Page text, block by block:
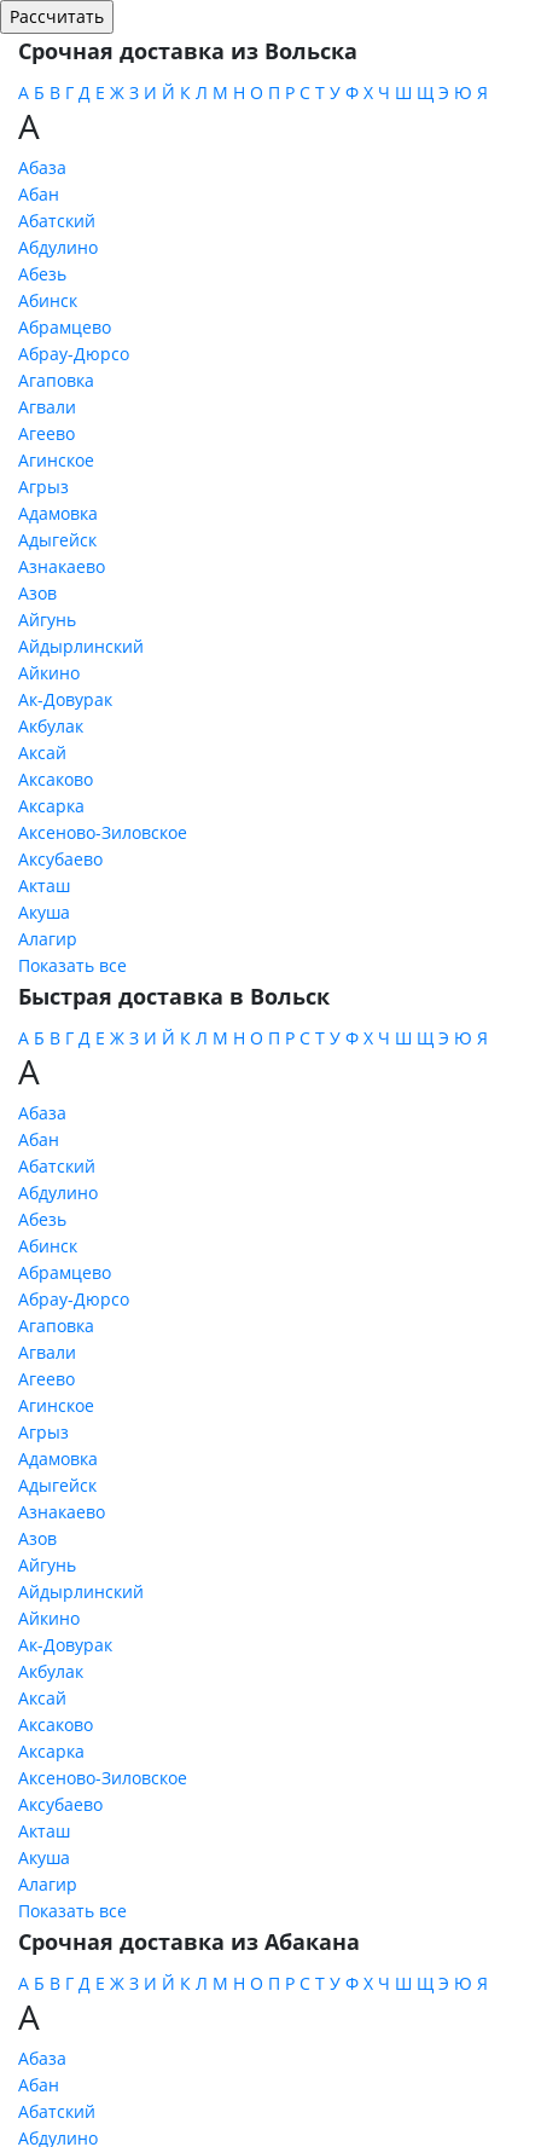
Срочная доставка из Вольска
А Б В Г Д Е Ж З И Й К Л М Н О П Р С Т У Ф Х Ч Ш Щ Э Ю Я
А
Абаза
Абан
Абатский
Абдулино
Абезь
Абинск
Абрамцево
Абрау-Дюрсо
Агаповка
Агвали
Агеево
Агинское
Агрыз
Адамовка
Адыгейск
Азнакаево
Азов
Айгунь
Айдырлинский
Айкино
Ак-Довурак
Акбулак
Аксай
Аксаково
Аксарка
Аксеново-Зиловское
Аксубаево
Акташ
Акуша
Алагир
Показать все
Быстрая доставка в Вольск
А Б В Г Д Е Ж З И Й К Л М Н О П Р С Т У Ф Х Ч Ш Щ Э Ю Я
А
Абаза
Абан
Абатский
Абдулино
Абезь
Абинск
Абрамцево
Абрау-Дюрсо
Агаповка
Агвали
Агеево
Агинское
Агрыз
Адамовка
Адыгейск
Азнакаево
Азов
Айгунь
Айдырлинский
Айкино
Ак-Довурак
Акбулак
Аксай
Аксаково
Аксарка
Аксеново-Зиловское
Аксубаево
Акташ
Акуша
Алагир
Показать все
Срочная доставка из Абакана
А Б В Г Д Е Ж З И Й К Л М Н О П Р С Т У Ф Х Ч Ш Щ Э Ю Я
А
Абаза
Абан
Абатский
Абдулино